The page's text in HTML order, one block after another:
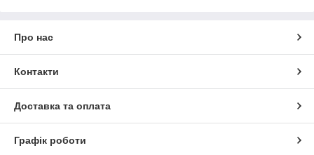
Про нас
Контакти
Доставка та оплата
Графік роботи